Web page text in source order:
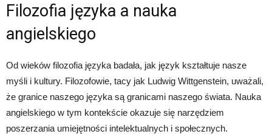
Filozofia języka a nauka
angielskiego
Od wieków filozofia języka badała, jak język kształtuje nasze
myśli i kultury. Filozofowie, tacy jak Ludwig Wittgenstein, uważali,
że granice naszego języka są granicami naszego świata. Nauka
angielskiego w tym kontekście okazuje się narzędziem
poszerzania umiejętności intelektualnych i społecznych.